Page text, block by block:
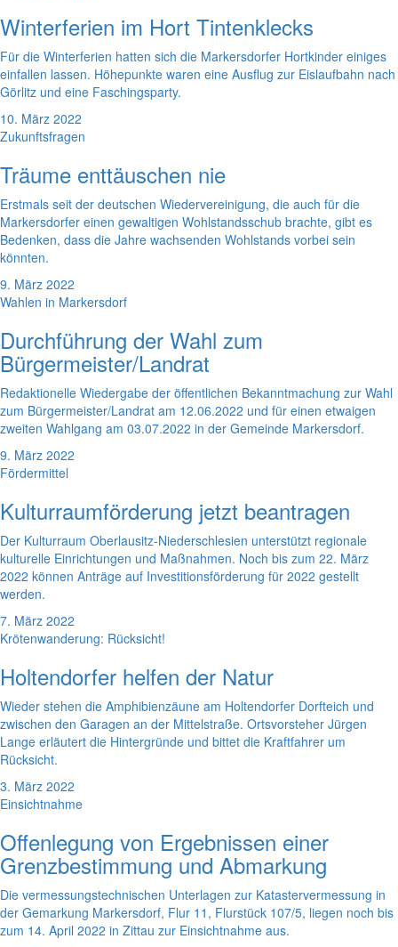
Winterferien im Hort Tintenklecks
Für die Winterferien hatten sich die Markersdorfer Hortkinder einiges
einfallen lassen. Höhepunkte waren eine Ausflug zur Eislaufbahn nach
Görlitz und eine Faschingsparty.
10. März 2022
Zukunftsfragen
Träume enttäuschen nie
Erstmals seit der deutschen Wiedervereinigung, die auch für die
Markersdorfer einen gewaltigen Wohlstandsschub brachte, gibt es
Bedenken, dass die Jahre wachsenden Wohlstands vorbei sein
könnten.
9. März 2022
Wahlen in Markersdorf
Durchführung der Wahl zum
Bürgermeister/Landrat
Redaktionelle Wiedergabe der öffentlichen Bekanntmachung zur Wahl
zum Bürgermeister/Landrat am 12.06.2022 und für einen etwaigen
zweiten Wahlgang am 03.07.2022 in der Gemeinde Markersdorf.
9. März 2022
Fördermittel
Kulturraumförderung jetzt beantragen
Der Kulturraum Oberlausitz-Niederschlesien unterstützt regionale
kulturelle Einrichtungen und Maßnahmen. Noch bis zum 22. März
2022 können Anträge auf Investitionsförderung für 2022 gestellt
werden.
7. März 2022
Krötenwanderung: Rücksicht!
Holtendorfer helfen der Natur
Wieder stehen die Amphibienzäune am Holtendorfer Dorfteich und
zwischen den Garagen an der Mittelstraße. Ortsvorsteher Jürgen
Lange erläutert die Hintergründe und bittet die Kraftfahrer um
Rücksicht.
3. März 2022
Einsichtnahme
Offenlegung von Ergebnissen einer
Grenzbestimmung und Abmarkung
Die vermessungstechnischen Unterlagen zur Katastervermessung in
der Gemarkung Markersdorf, Flur 11, Flurstück 107/5, liegen noch bis
zum 14. April 2022 in Zittau zur Einsichtnahme aus.